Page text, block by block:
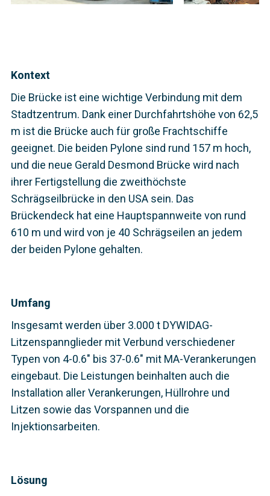
Kontext
Die Brücke ist eine wichtige Verbindung mit dem
Stadtzentrum. Dank einer Durchfahrtshöhe von 62,5
m ist die Brücke auch für große Frachtschiffe
geeignet. Die beiden Pylone sind rund 157 m hoch,
und die neue Gerald Desmond Brücke wird nach
ihrer Fertigstellung die zweithöchste
Schrägseilbrücke in den USA sein. Das
Brückendeck hat eine Hauptspannweite von rund
610 m und wird von je 40 Schrägseilen an jedem
der beiden Pylone gehalten.
Umfang
Insgesamt werden über 3.000 t DYWIDAG-
Litzenspannglieder mit Verbund verschiedener
Typen von 4-0.6" bis 37-0.6" mit MA-Verankerungen
eingebaut. Die Leistungen beinhalten auch die
Installation aller Verankerungen, Hüllrohre und
Litzen sowie das Vorspannen und die
Injektionsarbeiten.
Lösung